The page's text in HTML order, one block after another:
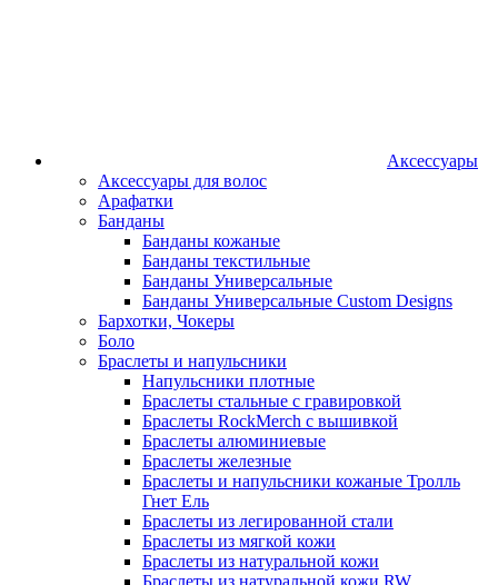
Аксессуары
Аксессуары для волос
Арафатки
Банданы
Банданы кожаные
Банданы текстильные
Банданы Универсальные
Банданы Универсальные Custom Designs
Бархотки, Чокеры
Боло
Браслеты и напульсники
Напульсники плотные
Браслеты стальные с гравировкой
Браслеты RockMerch с вышивкой
Браслеты алюминиевые
Браслеты железные
Браслеты и напульсники кожаные Тролль
Гнет Ель
Браслеты из легированной стали
Браслеты из мягкой кожи
Браслеты из натуральной кожи
Браслеты из натуральной кожи RW